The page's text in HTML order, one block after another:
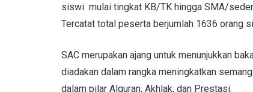
siswi mulai tingkat KB/TK hingga SMA/
Tercatat total peserta berjumlah 1636 orang
SAC merupakan ajang untuk menunjukkan
diadakan dalam rangka meningkatkan
dalam pilar Alquran, Akhlak, dan Prestasi.